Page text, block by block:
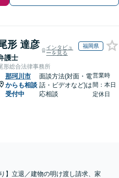
形 達彦
護士
インタビュ
ーを見る
福岡県
形総合法律事務所
那珂川市
からも相談
受付中
面談方法(対面・電
話・ビデオなど)は
応相談
営業時
間：本日
定休日
】立退／建物の明け渡し請求、家